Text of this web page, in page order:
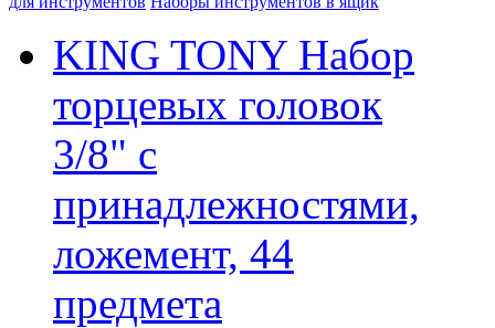
KING TONY Набор
торцевых головок
3/8" с
принадлежностями,
ложемент, 44
предмета